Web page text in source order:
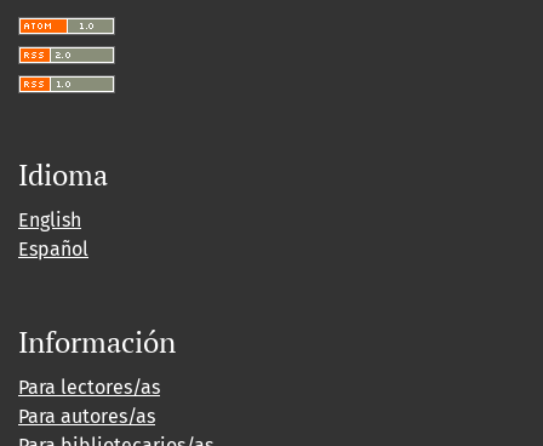
Idioma
English
Español
Información
Para lectores/as
Para autores/as